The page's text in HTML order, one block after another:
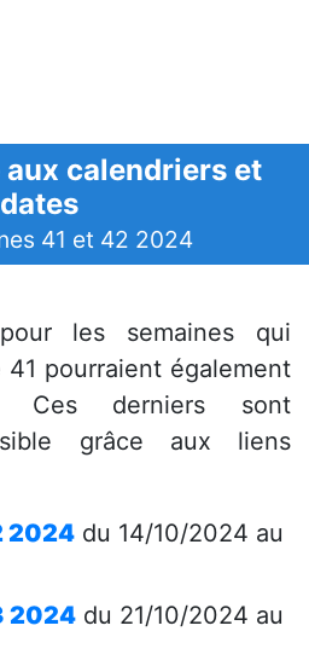
calendriers et
dates
41 et 42 2024
les semaines qui
pourraient également
Ces derniers sont
grâce aux liens
2024 du 14/10/2024 au
2024 du 21/10/2024 au